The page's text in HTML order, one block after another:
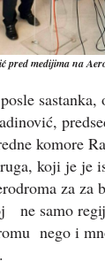
pred medijima na
sastanka,
komore
koji je je
za za
ne samo
nego i